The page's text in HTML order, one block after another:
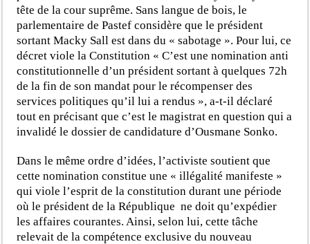
tête de la cour suprême. Sans langue de bois, le
parlementaire de Pastef considère que le président
sortant Macky Sall est dans du « sabotage ». Pour lui, ce
décret viole la Constitution « C’est une nomination anti
constitutionnelle d’un président sortant à quelques 72h
de la fin de son mandat pour le récompenser des
services politiques qu’il lui a rendus », a-t-il déclaré
tout en précisant que c’est le magistrat en question qui a
invalidé le dossier de candidature d’Ousmane Sonko.
Dans le même ordre d’idées, l’activiste soutient que
cette nomination constitue une « illégalité manifeste »
qui viole l’esprit de la constitution durant une période
où le président de la République ne doit qu’expédier
les affaires courantes. Ainsi, selon lui, cette tâche
relevait de la compétence exclusive du nouveau